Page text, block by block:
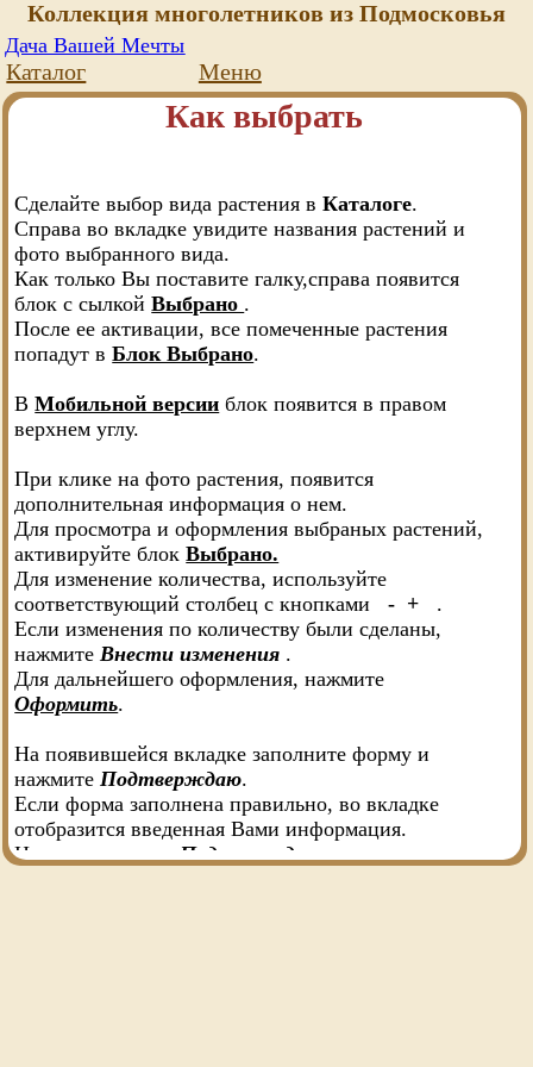
Коллекция многолетников из Подмосковья
Дача Вашей Мечты
Каталог Меню
Как выбрать
Сделайте выбор вида растения вКаталоге.
Справа во вкладке увидите названия растений и
фото выбранного вида.
Как только Вы поставите галку,справа появится
блок с сылкойВыбрано .
После ее активации, все помеченные растения
попадут вБлок Выбрано.
ВМобильной версии блок появится в правом
верхнем углу.
При клике на фото растения, появится
дополнительная информация о нем.
Для просмотра и оформления выбраных растений,
активируйте блокВыбрано.
Для изменение количества, используйте
соответствующий столбец с кнопками- +
.
Если изменения по количеству были сделаны,
нажмитеВнести изменения .
Для дальнейшего оформления, нажмите
Оформить.
На появившейся вкладке заполните форму и
нажмитеПодтверждаю.
Если форма заполнена правильно, во вкладке
отобразится введенная Вами информация.
Нажмите еще разПодтверждаю.